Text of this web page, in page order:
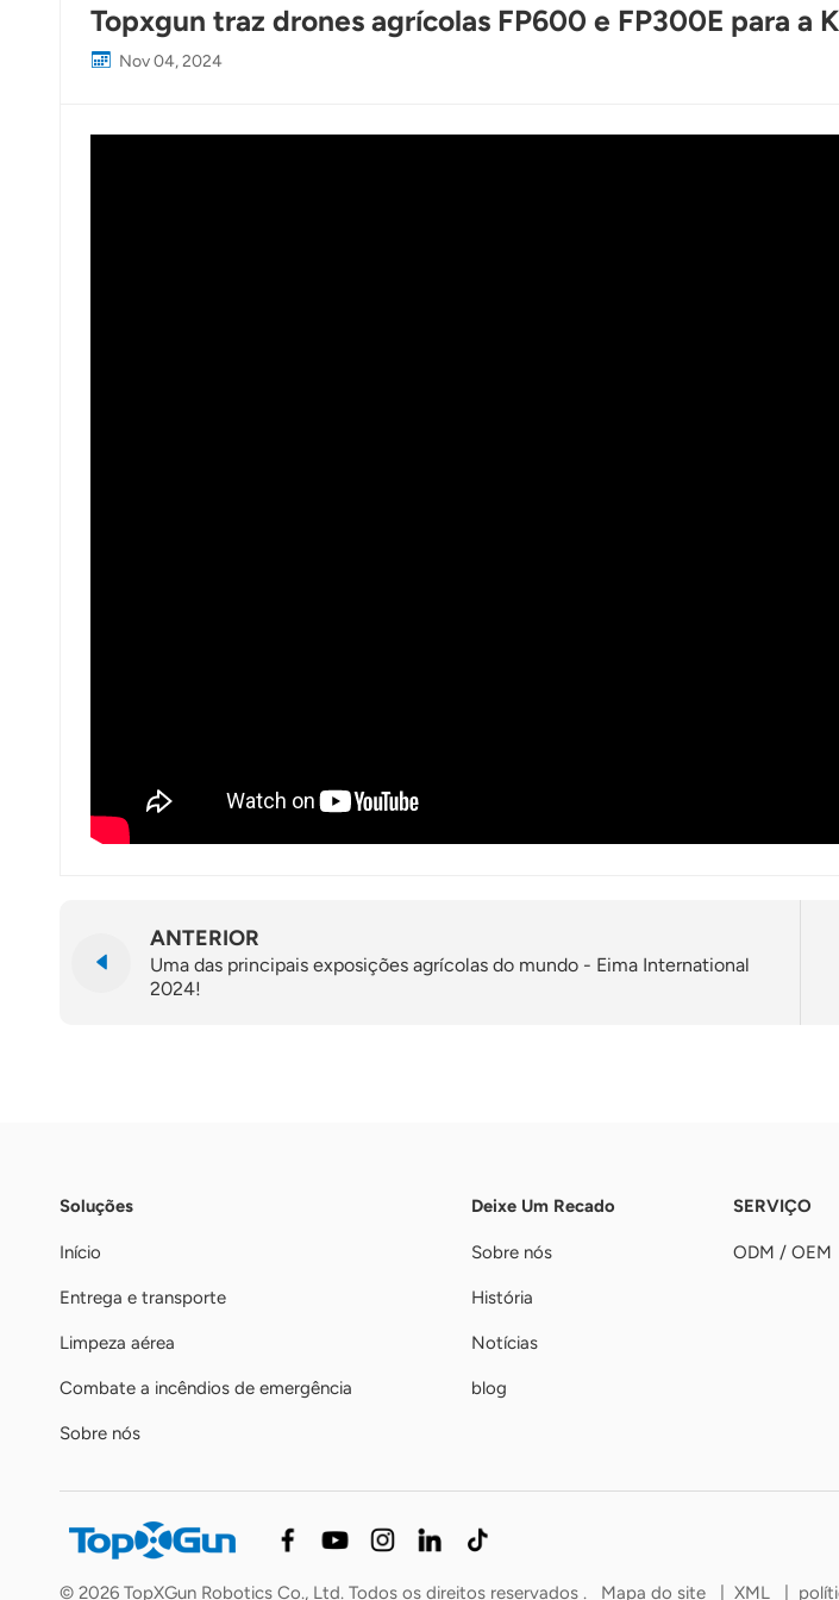
Topxgun traz drones agrícolas FP600 e FP300E para a
Nov 04, 2024
ANTERIOR
Uma das principais exposições agrícolas do mundo - Eima International
2024!
Soluções
Início
Entrega e transporte
Limpeza aérea
Combate a incêndios de emergência
Sobre nós
Deixe Um Recado
Sobre nós
História
Notícias
blog
SERVIÇO
ODM / OEM
© 2026 TopXGun Robotics Co., Ltd. Todos os direitos reservados . Mapa do site XML